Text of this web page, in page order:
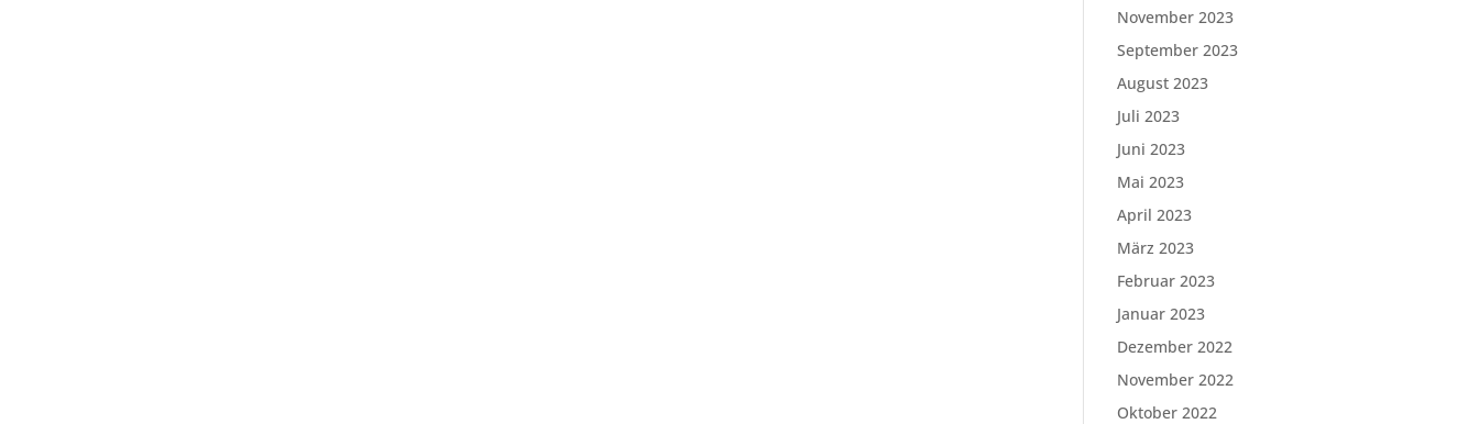
November 2023
September 2023
August 2023
Juli 2023
Juni 2023
Mai 2023
April 2023
März 2023
Februar 2023
Januar 2023
Dezember 2022
November 2022
Oktober 2022